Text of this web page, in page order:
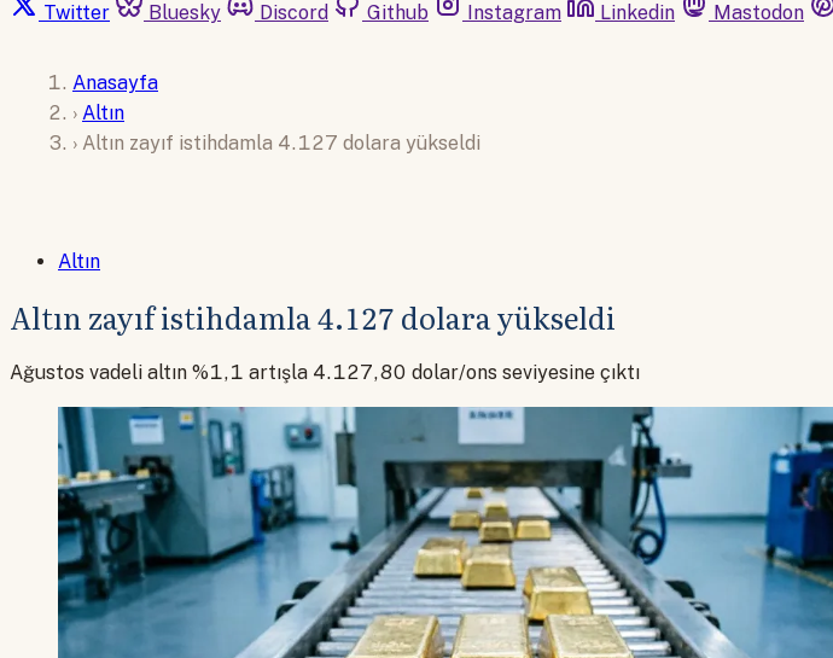
Twitter
Bluesky Discord Github Instagram Linkedin Mastodon
Anasayfa
› Altın
› Altın zayıf istihdamla 4.127 dolara yükseldi
Altın
Altın zayıf istihdamla 4.127 dolara yükseldi
Ağustos vadeli altın %1,1 artışla 4.127,80 dolar/ons seviyesine çıktı